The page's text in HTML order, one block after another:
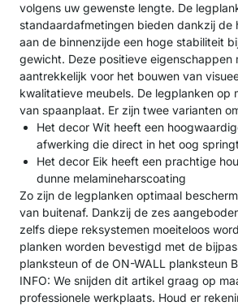
volgens uw gewenste lengte. De
standaardafmetingen bieden dankzij de
aan de binnenzijde een hoge stabiliteit
gewicht. Deze positieve eigenschappen
aantrekkelijk voor het bouwen van
kwalitatieve meubels. De legplanken op
van spaanplaat. Er zijn twee varianten
Het decor Wit heeft een
afwerking die direct in het oog springt
Het decor Eik heeft een prachtige
dunne melamineharscoating
Zo zijn de legplanken optimaal
van buitenaf. Dankzij de zes
zelfs diepe reksystemen moeiteloos
planken worden bevestigd met de
planksteun of de ON-WALL planksteun
INFO: We snijden dit artikel graag op
professionele werkplaats. Houd er